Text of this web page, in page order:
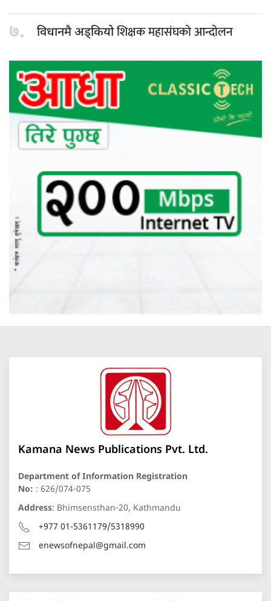
७. विधानमै अड्कियोशिक्षक महासंघको आन्दोलन
Kamana News Publications Pvt. Ltd.
Department of Information Registration
No: : 626/074-075
Address: Bhimsensthan-20, Kathmandu
+977 01-5361179/5318990
enewsofnepal@gmail.com